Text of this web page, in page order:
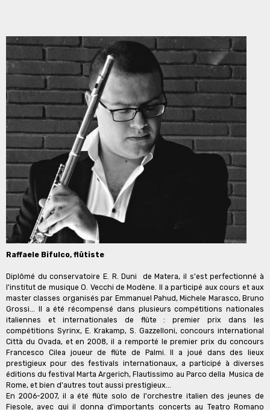
Raffaele Bifulco, flûtiste
Diplômé du conservatoire E. R. Duni de Matera, il s'est perfectionné à
l'institut de musique O. Vecchi de Modène. Il a participé aux cours et aux
master classes organisés par Emmanuel Pahud, Michele Marasco, Bruno
Grossi... Il a été récompensé dans plusieurs compétitions nationales
italiennes et internationales de flûte : premier prix dans les
compétitions Syrinx, E. Krakamp, S. Gazzelloni, concours international
Città du Ovada, et en 2008, il a remporté le premier prix du concours
Francesco Cilea joueur de flûte de Palmi. Il a joué dans des lieux
prestigieux pour des festivals internationaux, a participé à diverses
éditions du festival Marta Argerich, Flautissimo au Parco della Musica de
Rome, et bien d'autres tout aussi prestigieux...
En 2006-2007, il a été flûte solo de l'orchestre italien des jeunes de
Fiesole, avec qui il donna d'importants concerts au Teatro Romano